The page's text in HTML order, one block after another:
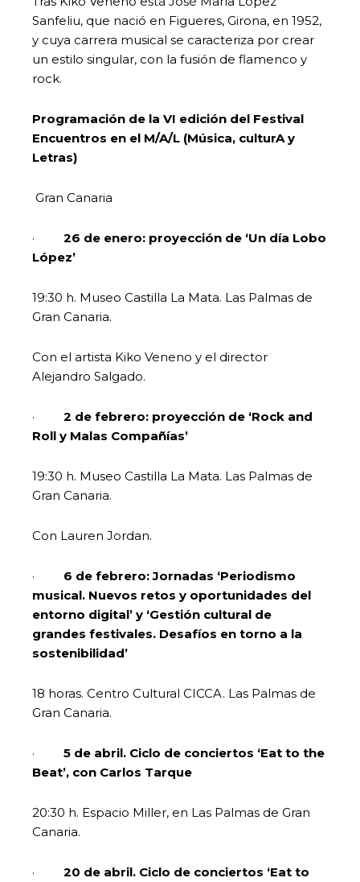
Sanfeliu, que nació en Figueres, Girona, en 1952,
y cuya carrera musical se caracteriza por crear
un estilo singular, con la fusión de flamenco y
rock.
Programación de la VI edición del Festival
Encuentros en el M/A/L (Música, culturA y
Letras)
Gran Canaria
· 26 de enero: proyección de ‘Un día Lobo
López’
19:30 h. Museo Castilla La Mata. Las Palmas de
Gran Canaria.
Con el artista Kiko Veneno y el director
Alejandro Salgado.
· 2 de febrero: proyección de ‘Rock and
Roll y Malas Compañías’
19:30 h. Museo Castilla La Mata. Las Palmas de
Gran Canaria.
Con Lauren Jordan.
· 6 de febrero: Jornadas ‘Periodismo
musical. Nuevos retos y oportunidades del
entorno digital’ y ‘Gestión cultural de
grandes festivales. Desafíos en torno a la
sostenibilidad’
18 horas. Centro Cultural CICCA. Las Palmas de
Gran Canaria.
· 5 de abril. Ciclo de conciertos ‘Eat to the
Beat’, con Carlos Tarque
20:30 h. Espacio Miller, en Las Palmas de Gran
Canaria.
· 20 de abril. Ciclo de conciertos ‘Eat to